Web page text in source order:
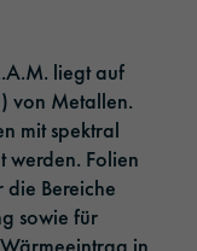
liegt auf
von Metallen.
mit spektral
werden. Folien
die Bereiche
sowie für
in